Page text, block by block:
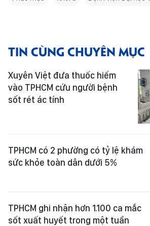
TIN CÙNG CHUYÊN MỤC
Xuyên Việt đưa thuốc hiếm
vào TPHCM cứu người bệnh
sốt rét ác tính
TPHCM có 2 phường có tỷ lệ khám
sức khỏe toàn dân dưới 5%
TPHCM ghi nhận hơn 1.100 ca mắc
sốt xuất huyết trong một tuần